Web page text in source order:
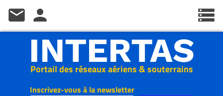
Inscrivez-vous à la newsletter
Portail des réseaux aériens & souterrains
INTERTAS
storage
mail person